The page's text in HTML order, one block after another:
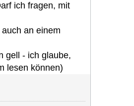
ich fragen, mit
an einem
gell - ich glaube,
lesen können)